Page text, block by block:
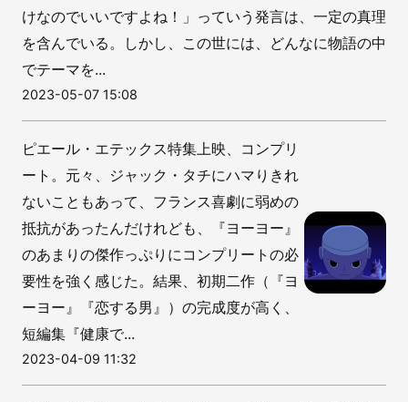
けなのでいいですよね！」っていう発言は、一定の真理
を含んでいる。しかし、この世には、どんなに物語の中
でテーマを...
2023-05-07 15:08
ピエール・エテックス特集上映、コンプリ
ート。元々、ジャック・タチにハマりきれ
ないこともあって、フランス喜劇に弱めの
抵抗があったんだけれども、『ヨーヨー』
のあまりの傑作っぷりにコンプリートの必
要性を強く感じた。結果、初期二作（『ヨ
ーヨー』『恋する男』）の完成度が高く、
短編集『健康で...
2023-04-09 11:32